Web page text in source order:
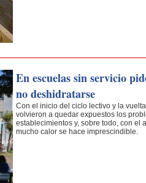
En escuelas sin servicio
no deshidratarse
Con el inicio del ciclo lec­tivo y la
volvieron a quedar expuestos los
estable­cimientos y, sobre todo, con el
mucho calor se hace imprescindible.